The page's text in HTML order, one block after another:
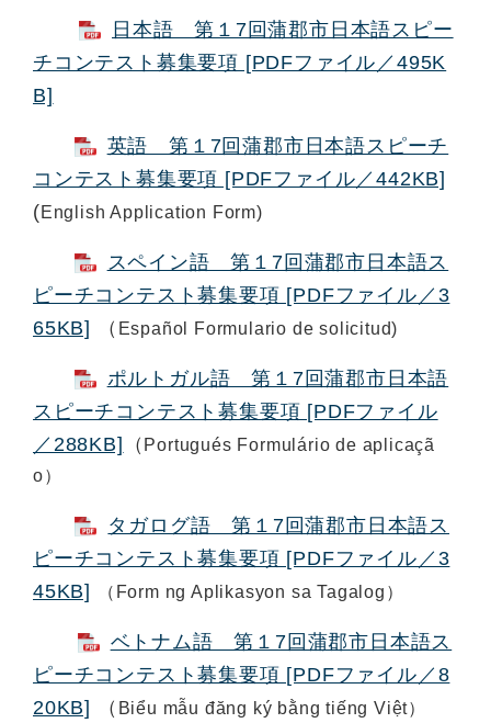
日本語 第１7回蒲郡市日本語スピー
チコンテスト募集要項 [PDFファイル／495K
B]
英語 第１7回蒲郡市日本語スピーチ
コンテスト募集要項 [PDFファイル／442KB]
(English Application Form)
スペイン語 第１7回蒲郡市日本語ス
ピーチコンテスト募集要項 [PDFファイル／3
65KB] （ Español Formulario de solicitud)
ポルトガル語 第１7回蒲郡市日本語
スピーチコンテスト募集要項 [PDFファイル
／288KB] （ Portugués Formulário de aplicaçã
o）
タガログ語 第１7回蒲郡市日本語ス
ピーチコンテスト募集要項 [PDFファイル／3
45KB]
（Form ng Aplikasyon sa Tagalog）
ベトナム語 第１7回蒲郡市日本語ス
ピーチコンテスト募集要項 [PDFファイル／8
20KB] （ Biểu mẫu đăng ký bằng tiếng Việt）